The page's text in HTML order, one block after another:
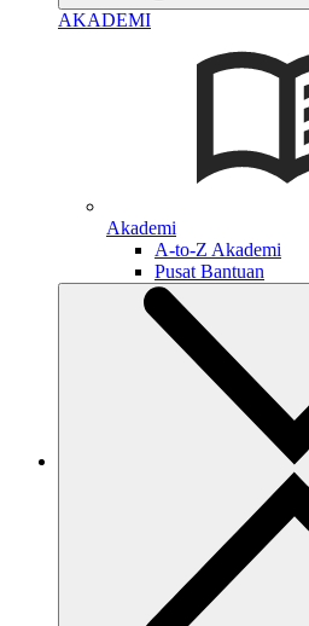
AKADEMI
Akademi
A-to-Z Akademi
Pusat Bantuan